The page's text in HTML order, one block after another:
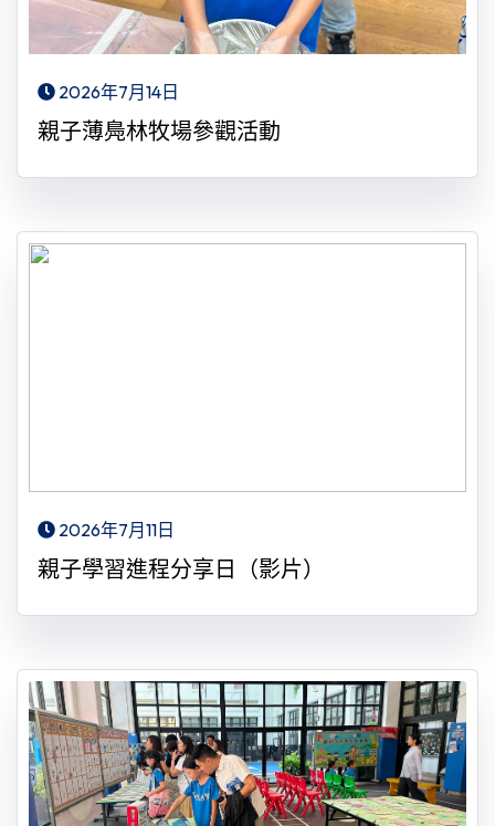
2026年7月14日
親子薄鳧林牧場參觀活動
2026年7月11日
親子學習進程分享日（影片）